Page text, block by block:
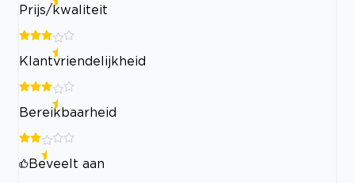
Prijs/kwaliteit
Klantvriendelijkheid
Bereikbaarheid
Beveelt aan